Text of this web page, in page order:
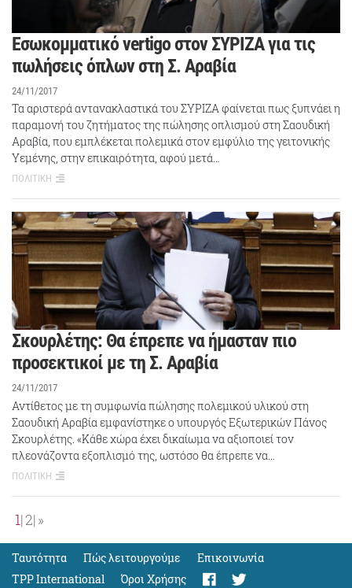
Εσωκομματικό vertigo στον ΣΥΡΙΖΑ για τις
πωλήσεις όπλων στη Σ. Αραβία
24/11/2017
Τα αριστερά αντανακλαστικά του ΣΥΡΙΖΑ φαίνεται πως ξυπνάει η
παραμονή του ζητήματος της πώλησης οπλισμού στη Σαουδική
Αραβία, που εμπλέκεται πολεμικά στον εμφύλιο της γειτονικής
Υεμένης, στην επικαιρότητα, αφού μετά…
ΠΟΛΙΤΙΚΗ
Σκουρλέτης: Θα έπρεπε να ήμασταν πιο
προσεκτικοί με τη Σ. Αραβία
24/11/2017
Αντίθετος με τη συμφωνία πώλησης πολεμικού υλικού στη
Σαουδική Αραβία εμφανίστηκε ο υπουργός Εξωτερικών Πάνος
Σκουρλέτης. «Κάθε χώρα έχει δικαίωμα να αξιοποιεί τον
πλεονάζοντα εξοπλισμό της, ωστόσο θα έπρεπε να…
ΠΟΛΙΤΙΚΗ
1 2 »
Ταυτότητα Πώς λειτουργούμε
Eπικοινωνία
TPP International
Όροι Χρήσης